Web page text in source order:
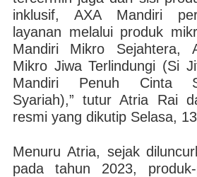
inklusif, AXA Mandiri
layanan melalui produk
Mandiri Mikro Sejahtera,
Mikro Jiwa Terlindungi (Si
Mandiri Penuh Cinta
Syariah),” tutur Atria Rai
resmi yang dikutip Selasa,
Menuru Atria, sejak
pada tahun 2023,